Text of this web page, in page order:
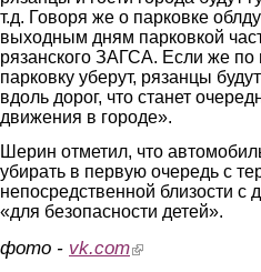
т.д. Говоря же о парковке
выходным дням парковкой
рязанского ЗАГСА. Если же по
парковку уберут, рязанцы
вдоль дорог, что станет
движения в городе».
Шерин отметил, что
убирать в первую очередь с
непосредственной близости с
«для безопасности детей».
фото - vk.com(link is external)